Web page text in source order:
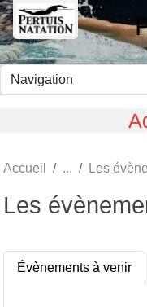
Accueil Les
Les
Évènements à venir
Panneau de gestion des